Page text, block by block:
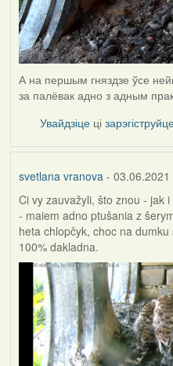
А на першым гняздзе ўсе
за палёвак адно з адным
Увайдзіце ці
svetlana vranova- 03.06.2021
Ci vy zauvažyli, što znou - jak
- maiem adno ptušania z
heta chlopčyk, choc na
100% dakladna.